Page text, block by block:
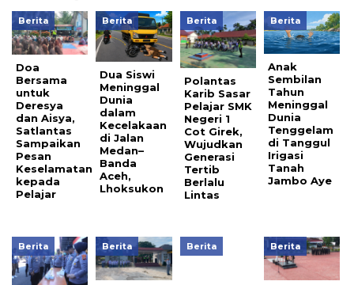
Berita
Doa
Bersama
untuk
Deresya
dan Aisya,
Satlantas
Sampaikan
Pesan
Keselamatan
kepada
Pelajar
Berita
Dua Siswi
Meninggal
Dunia
dalam
Kecelakaan
di Jalan
Medan–
Banda
Aceh,
Lhoksukon
Berita
Polantas
Karib Sasar
Pelajar SMK
Negeri 1
Cot Girek,
Wujudkan
Generasi
Tertib
Berlalu
Lintas
Berita
Anak
Sembilan
Tahun
Meninggal
Dunia
Tenggelam
di Tanggul
Irigasi
Tanah
Jambo Aye
Berita Berita Berita Berita